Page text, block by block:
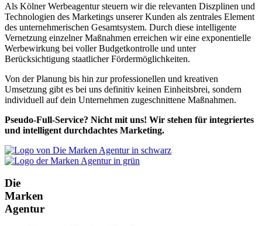
Als Kölner Werbeagentur steuern wir die relevanten Diszplinen und
Technologien des Marketings unserer Kunden als zentrales Element
des unternehmerischen Gesamtsystem. Durch diese intelligente
Vernetzung einzelner Maßnahmen erreichen wir eine exponentielle
Werbewirkung bei voller Budgetkontrolle und unter
Berücksichtigung staatlicher Fördermöglichkeiten.
Von der Planung bis hin zur professionellen und kreativen
Umsetzung gibt es bei uns definitiv keinen Einheitsbrei, sondern
individuell auf dein Unternehmen zugeschnittene Maßnahmen.
Pseudo-Full-Service? Nicht mit uns! Wir stehen für integriertes
und intelligent durchdachtes Marketing.
Die
Marken
Agentur